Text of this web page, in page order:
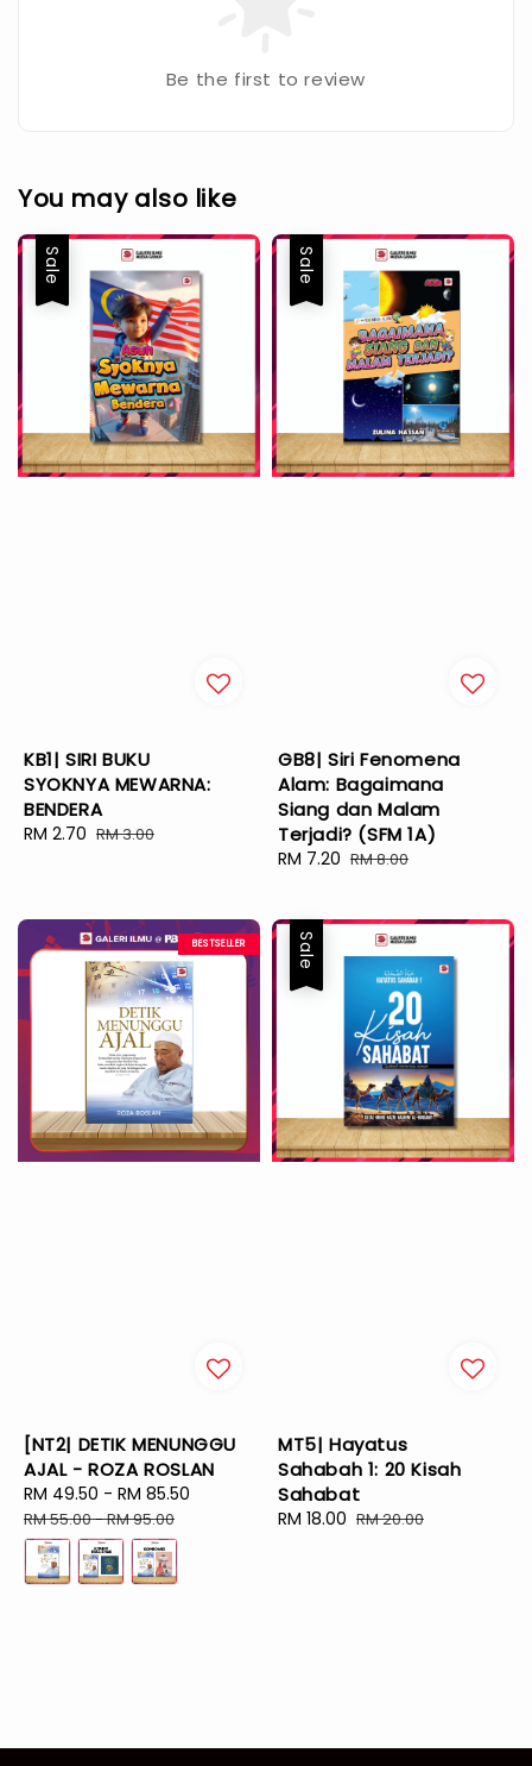
Be the first to review
You may also like
Sale
KB1| SIRI BUKU
SYOKNYA MEWARNA:
BENDERA
Sale
RM 2.70 Regular
RM 3.00
Sale
GB8| Siri Fenomena
Alam: Bagaimana
Siang dan Malam
Terjadi? (SFM 1A)
Sale
RM 7.20 Regular
RM 8.00
BESTSELLER
[NT2| DETIK MENUNGGU
AJAL - ROZA ROSLAN
Sale
price
RM 49.50 - RM 85.50
RM 55.00-RM 95.00
Sale
MT5| Hayatus
Sahabah 1: 20 Kisah
Sahabat
Sale
RM 18.00 Regular
RM 20.00